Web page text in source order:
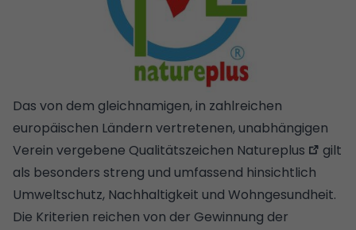
Das von dem gleichnamigen, in zahlreichen
europäischen Ländern vertretenen, unabhängigen
Verein vergebene Qualitätszeichen Natureplus
gilt
als besonders streng und umfassend hinsichtlich
Umweltschutz, Nachhaltigkeit und Wohngesundheit.
Die Kriterien reichen von der Gewinnung der